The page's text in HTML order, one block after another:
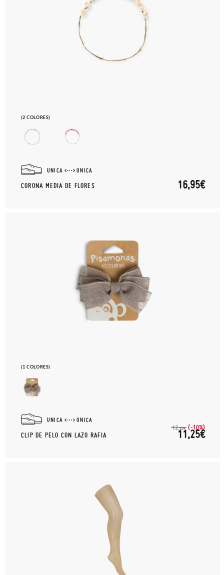
(2 COLORES)
UNICA UNICA
CORONA MEDIA DE FLORES 16,95€
(1 COLORES)
UNICA UNICA
CLIP DE PELO CON LAZO RAFIA
12,50€ (-10%)
11,25€